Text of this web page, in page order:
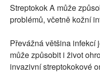
Streptokok A může
problémů, včetně kožní
Převážná většina infekcí
může způsobit i život
invazivní streptokokové